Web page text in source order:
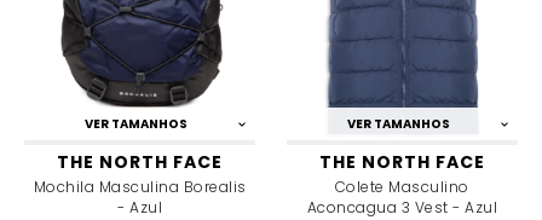
VER TAMANHOS
THE NORTH FACE
Mochila Masculina Borealis
- Azul
VER TAMANHOS
THE NORTH FACE
Colete Masculino
Aconcagua 3 Vest - Azul